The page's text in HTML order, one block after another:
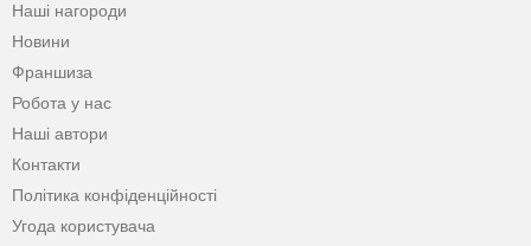
Наші нагороди
Новини
Франшиза
Робота у нас
Наші автори
Контакти
Політика конфіденційності
Угода користувача